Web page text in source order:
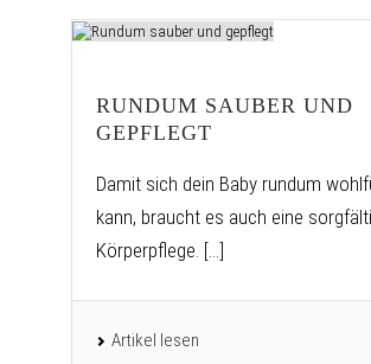
RUNDUM SAUBER UND
GEPFLEGT
Damit sich dein Baby rundum
kann, braucht es auch eine
Körperpflege. [...]
Artikel lesen